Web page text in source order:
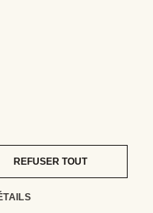
REFUSER TOUT